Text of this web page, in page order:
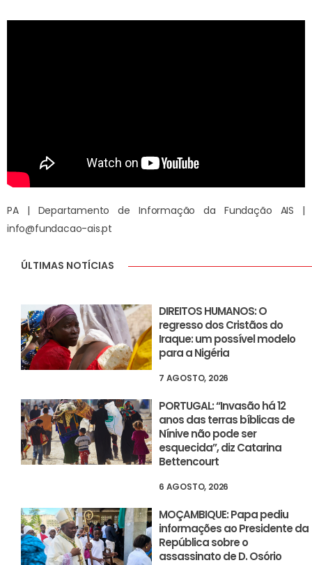
PA | Departamento de Informação da Fundação AIS |
info@fundacao-ais.pt
ÚLTIMAS NOTÍCIAS
DIREITOS HUMANOS: O
regresso dos Cristãos do
Iraque: um possível modelo
para a Nigéria
7 AGOSTO, 2026
PORTUGAL: “Invasão há 12
anos das terras bíblicas de
Nínive não pode ser
esquecida”, diz Catarina
Bettencourt
6 AGOSTO, 2026
MOÇAMBIQUE: Papa pediu
informações ao Presidente da
República sobre o
assassinato de D. Osório